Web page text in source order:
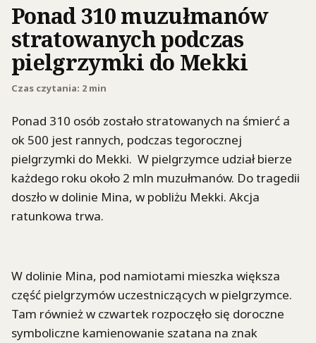
Ponad 310 muzułmanów
stratowanych podczas
pielgrzymki do Mekki
Czas czytania: 2 min
Ponad 310 osób zostało stratowanych na śmierć a
ok 500 jest rannych, podczas tegorocznej
pielgrzymki do Mekki. W pielgrzymce udział bierze
każdego roku około 2 mln muzułmanów. Do tragedii
doszło w dolinie Mina, w pobliżu Mekki. Akcja
ratunkowa trwa.
W dolinie Mina, pod namiotami mieszka większa
część pielgrzymów uczestniczących w pielgrzymce.
Tam również w czwartek rozpoczęło się doroczne
symboliczne kamienowanie szatana na znak